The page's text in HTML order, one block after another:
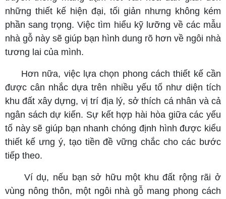
những thiết kế hiện đại, tối giản nhưng không kém
phần sang trọng. Việc tìm hiểu kỹ lưỡng về các mẫu
nhà gỗ này sẽ giúp bạn hình dung rõ hơn về ngôi nhà
tương lai của mình.
Hơn nữa, việc lựa chọn phong cách thiết kế cần
được cân nhắc dựa trên nhiều yếu tố như diện tích
khu đất xây dựng, vị trí địa lý, sở thích cá nhân và cả
ngân sách dự kiến. Sự kết hợp hài hòa giữa các yếu
tố này sẽ giúp bạn nhanh chóng định hình được kiểu
thiết kế ưng ý, tạo tiền đề vững chắc cho các bước
tiếp theo.
Ví dụ, nếu bạn sở hữu một khu đất rộng rãi ở
vùng nông thôn, một ngôi nhà gỗ mang phong cách